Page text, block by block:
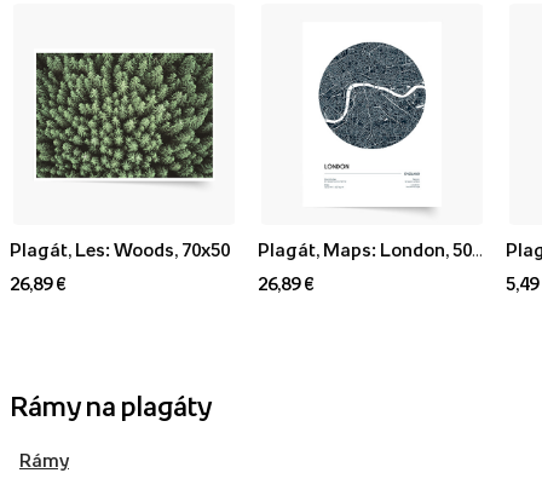
Plagát, Les: Woods, 70x50
26,89 €
26,89 €
5,49
Rámy na plagáty
Rámy